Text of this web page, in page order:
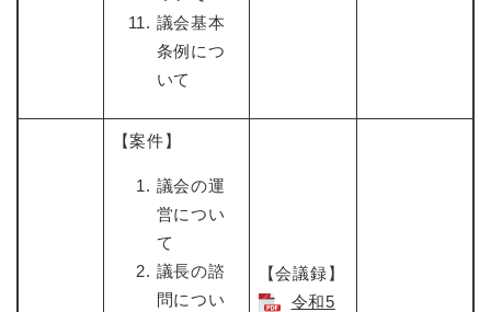
議会基本
条例につ
いて
【案件】
議会の運
営につい
て
議長の諮
問につい
【会議録】
令和5